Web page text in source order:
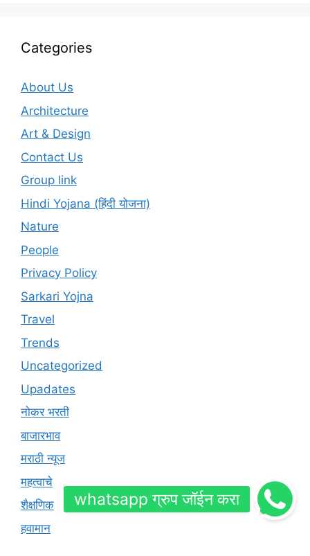
Categories
About Us
Architecture
Art & Design
Contact Us
Group link
Hindi Yojana (हिंदी योजना)
Nature
People
Privacy Policy
Sarkari Yojna
Travel
Trends
Uncategorized
Upadates
नोकर भरती
बाजारभाव
मराठी न्यूज
महत्वाचे
शैक्षणिक
हवामान